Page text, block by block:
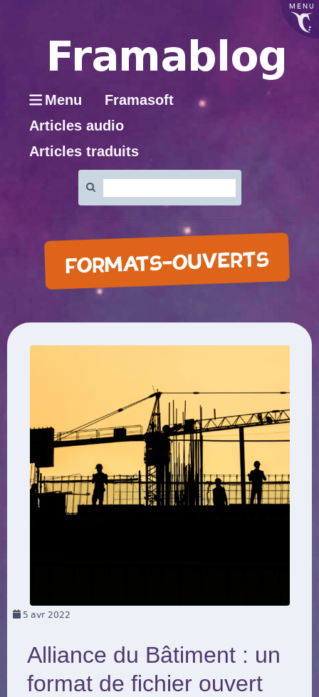
MENU
Menu
Framasoft
Articles audio
Articles traduits
:
FORMATS-OUVERTS
5 avr 2022
Alliance du Bâtiment : un
format de fichier ouvert